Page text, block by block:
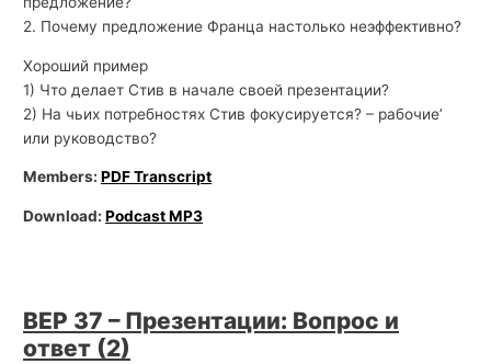
2. Почему предложение Франца настолько неэффективно?
Хороший пример
1) Что делает Стив в начале своей презентации?
2) На чьих потребностях Стив фокусируется? – рабочие’
или руководство?
Members:PDF Transcript
Download:Podcast MP3
BEP 37 – Презентации: Вопрос и
ответ (2)